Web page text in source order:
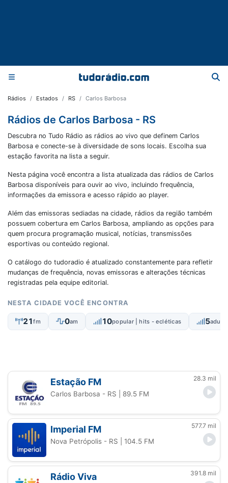
Rádios Estados RS Carlos Barbosa
Rádios de Carlos Barbosa - RS
Descubra no Tudo Rádio as rádios ao vivo que definem Carlos
Barbosa e conecte-se à diversidade de sons locais. Escolha sua
estação favorita na lista a seguir.
Nesta página você encontra a lista atualizada das rádios de Carlos
Barbosa disponíveis para ouvir ao vivo, incluindo frequência,
informações da emissora e acesso rápido ao player.
Além das emissoras sediadas na cidade, rádios da região também
possuem cobertura em Carlos Barbosa, ampliando as opções para
quem procura programação musical, notícias, transmissões
esportivas ou conteúdo regional.
O catálogo do tudoradio é atualizado constantemente para refletir
mudanças de frequência, novas emissoras e alterações técnicas
registradas pela equipe editorial.
NESTA CIDADE VOCÊ ENCONTRA
21fm 0am 10popular | hits - ecléticas 5
Estação FM 28.3 mil
Carlos Barbosa - RS | 89.5 FM
Imperial FM 577.7 mil
Nova Petrópolis - RS | 104.5 FM
Rádio Viva 391.8 mil